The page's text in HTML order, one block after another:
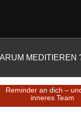
MEDITIEREN